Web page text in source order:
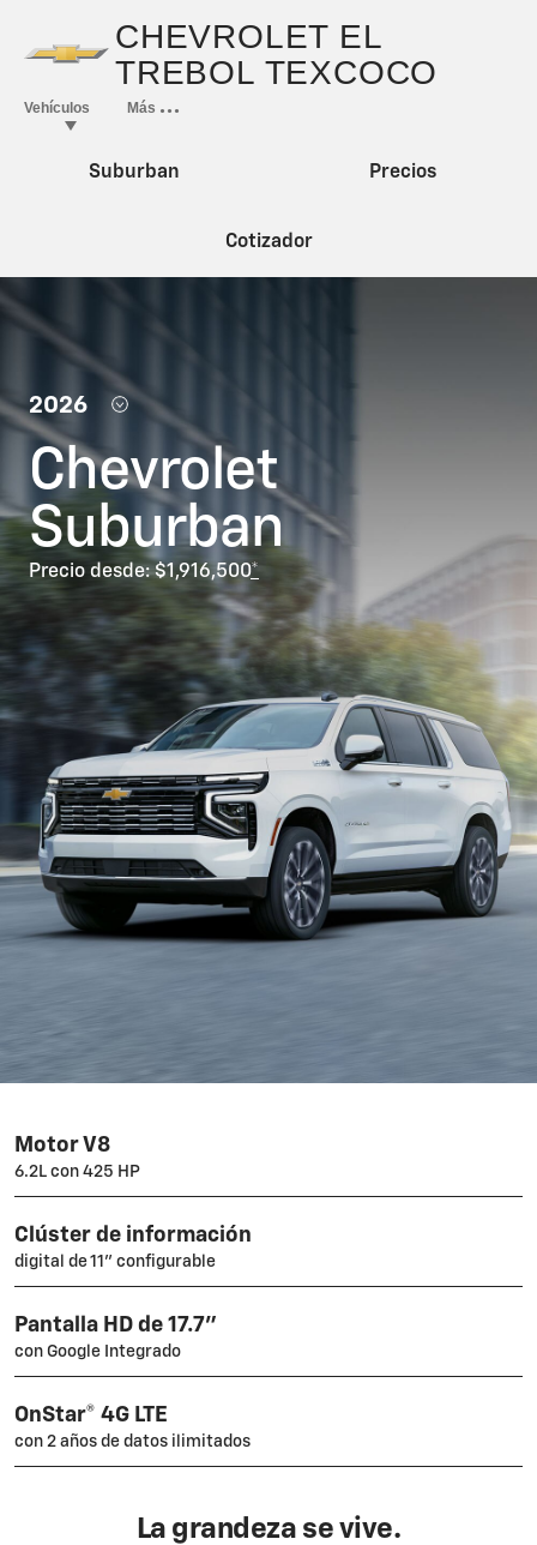
Suburban Precios
Cotizador
2026
Chevrolet
Suburban
Precio desde: $1,916,500*
Motor V8
6.2L con 425 HP
Clúster de información
digital de 11” configurable
Pantalla HD de 17.7”
con Google Integrado
OnStar® 4G LTE
con 2 años de datos ilimitados
La grandeza se vive.